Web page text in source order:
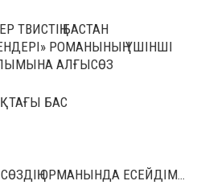
ТВИСТІҢ БАСТАН
РОМАНЫНЫҢ ҮШІНШІ
АЛҒЫСӨЗ
БАС
ОРМАНЫНДА ЕСЕЙДІМ…